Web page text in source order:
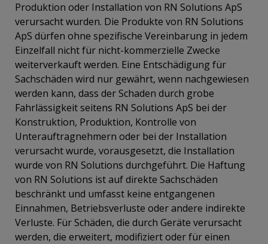
Produktion oder Installation von RN Solutions ApS
verursacht wurden. Die Produkte von RN Solutions
ApS dürfen ohne spezifische Vereinbarung in jedem
Einzelfall nicht für nicht-kommerzielle Zwecke
weiterverkauft werden. Eine Entschädigung für
Sachschäden wird nur gewährt, wenn nachgewiesen
werden kann, dass der Schaden durch grobe
Fahrlässigkeit seitens RN Solutions ApS bei der
Konstruktion, Produktion, Kontrolle von
Unterauftragnehmern oder bei der Installation
verursacht wurde, vorausgesetzt, die Installation
wurde von RN Solutions durchgeführt. Die Haftung
von RN Solutions ist auf direkte Sachschäden
beschränkt und umfasst keine entgangenen
Einnahmen, Betriebsverluste oder andere indirekte
Verluste. Für Schäden, die durch Geräte verursacht
werden, die erweitert, modifiziert oder für einen